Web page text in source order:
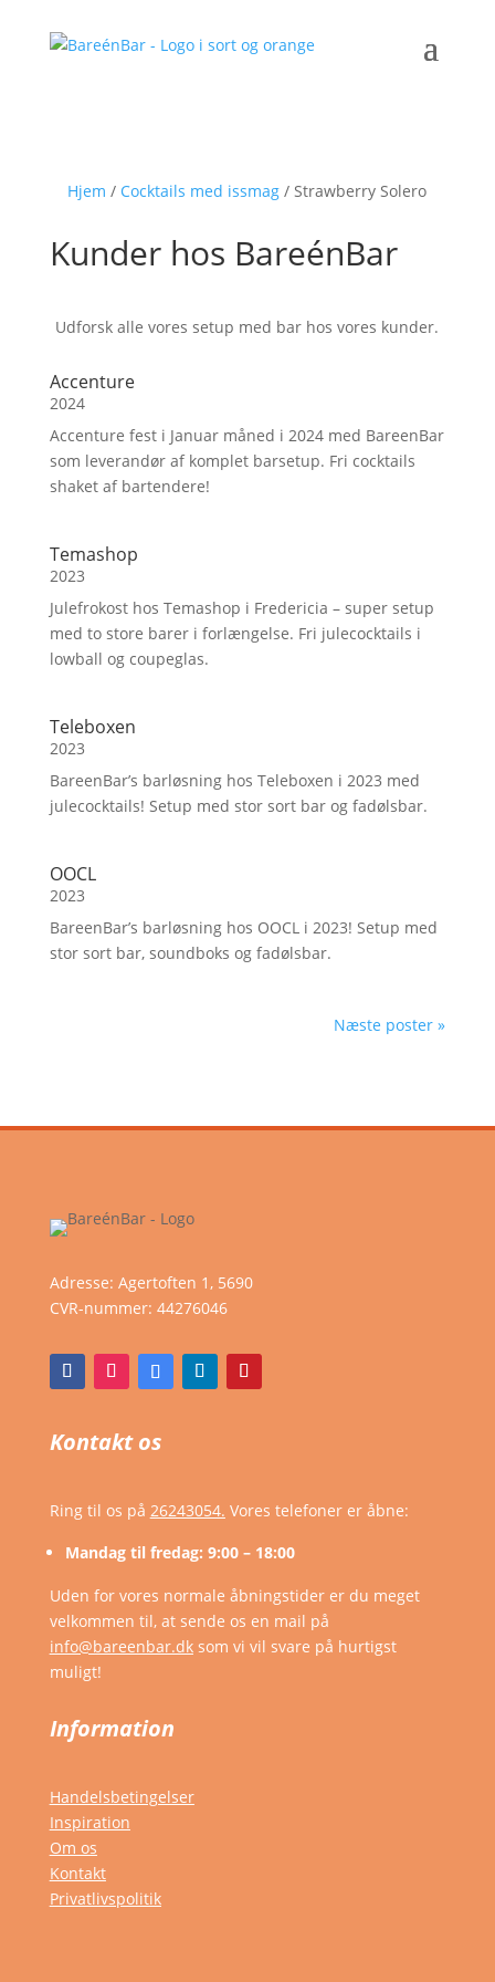
Hjem / Cocktails med issmag / Strawberry Solero
Kunder hos BareénBar
Udforsk alle vores setup med bar hos vores kunder.
Accenture
2024
Accenture fest i Januar måned i 2024 med BareenBar
som leverandør af komplet barsetup. Fri cocktails
shaket af bartendere!
Temashop
2023
Julefrokost hos Temashop i Fredericia – super setup
med to store barer i forlængelse. Fri julecocktails i
lowball og coupeglas.
Teleboxen
2023
BareenBar’s barløsning hos Teleboxen i 2023 med
julecocktails! Setup med stor sort bar og fadølsbar.
OOCL
2023
BareenBar’s barløsning hos OOCL i 2023! Setup med
stor sort bar, soundboks og fadølsbar.
Næste poster »
Adresse: Agertoften 1, 5690
CVR-nummer: 44276046
Kontakt os
Ring til os på 26243054. Vores telefoner er åbne:
Mandag til fredag: 9:00 – 18:00
Uden for vores normale åbningstider er du meget
velkommen til, at sende os en mail på
info@bareenbar.dksom vi vil svare på hurtigst
muligt!
Information
Handelsbetingelser
Inspiration
Om os
Kontakt
Privatlivspolitik